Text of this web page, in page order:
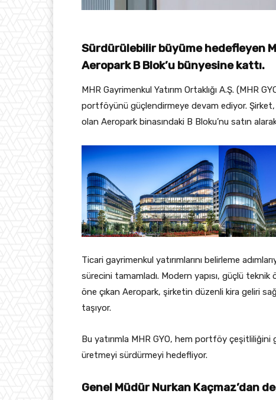
Sürdürülebilir büyüme hedefleyen
Aeropark B Blok’u bünyesine kattı.
MHR Gayrimenkul Yatırım Ortaklığı A.Ş. (MHR
portföyünü güçlendirmeye devam ediyor.
olan Aeropark binasındaki B Bloku’nu satın
Ticari gayrimenkul yatırımlarını belirleme
sürecini tamamladı. Modern yapısı, güçlü teknik
öne çıkan Aeropark, şirketin düzenli kira geliri
taşıyor.
Bu yatırımla MHR GYO, hem portföy
üretmeyi sürdürmeyi hedefliyor.
Genel Müdür Nurkan Kaçmaz’dan